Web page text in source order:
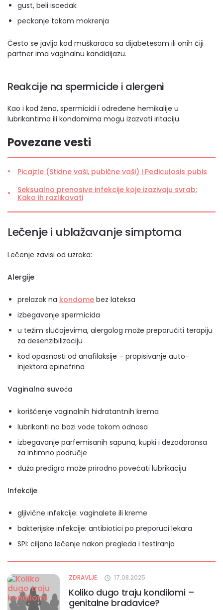
gust, beli iscedak
peckanje tokom mokrenja
Često se javlja kod muškaraca sa dijabetesom ili onih čiji
partner ima vaginalnu kandidijazu.
Reakcije na spermicide i alergeni
Kao i kod žena, spermicidi i određene hemikalije u
lubrikantima ili kondomima mogu izazvati iritaciju.
Povezane vesti
Picajzle (Stidne vaši, pubične vaši) i Pediculosis pubis
Seksualno prenosive infekcije koje izazivaju svrab:
Kako ih razlikovati
Lečenje i ublažavanje simptoma
Lečenje zavisi od uzroka:
Alergije
prelazak na kondome bez lateksa
izbegavanje spermicida
u težim slučajevima, alergolog može preporučiti terapiju
za desenzibilizaciju
kod opasnosti od anafilaksije – propisivanje auto-
injektora epinefrina
Vaginalna suvoća
korišćenje vaginalnih hidratantnih krema
lubrikanti na bazi vode tokom odnosa
izbegavanje parfemisanih sapuna, kupki i dezodoransa
za intimno područje
duža predigra može prirodno povećati lubrikaciju
Infekcije
gljivične infekcije: vaginalete ili kreme
bakterijske infekcije: antibiotici po preporuci lekara
SPI: ciljano lečenje nakon pregleda i testiranja
ZDRAVLJE 17.08.2025
Koliko dugo traju kondilomi –
genitalne bradavice?